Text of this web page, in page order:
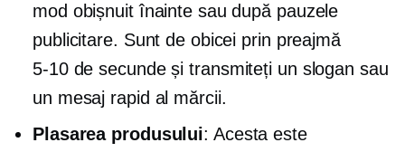
mod obișnuit înainte sau după pauzele
publicitare. Sunt de obicei prin preajmă
5-10de secunde și transmiteți un slogan sau
un mesaj rapid al mărcii.
Plasarea produsului: Acesta este